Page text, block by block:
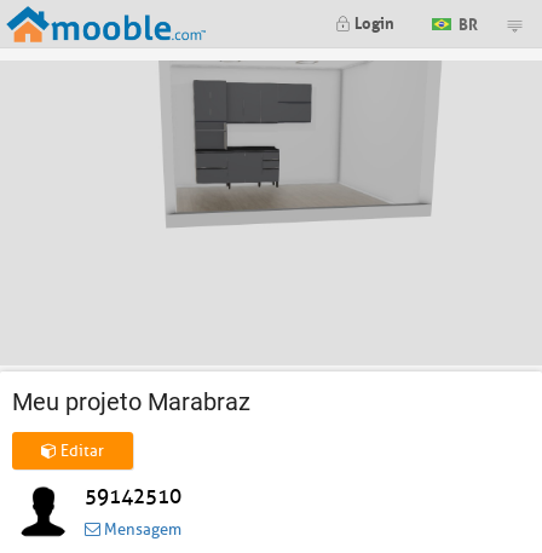
Login BR
Meu projeto Marabraz
Editar
59142510
Mensagem